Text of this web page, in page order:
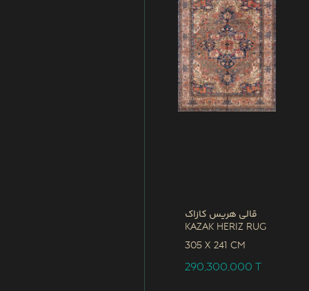
قالی هریس کازاک
Kazak Heriz Rug
305 x 241 CM
290,300,000T